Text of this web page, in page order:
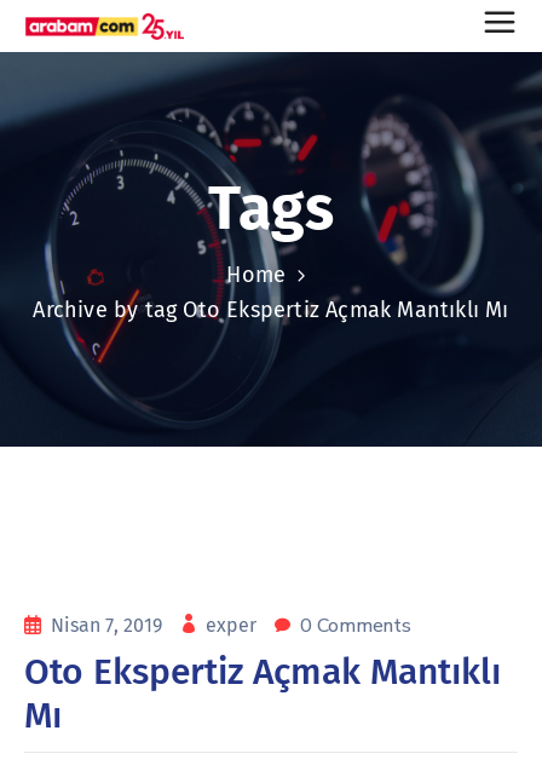
Tags
Home
Archive by tag Oto Ekspertiz Açmak Mantıklı Mı
Nisan 7, 2019 exper 0 Comments
Oto Ekspertiz Açmak Mantıklı
Mı